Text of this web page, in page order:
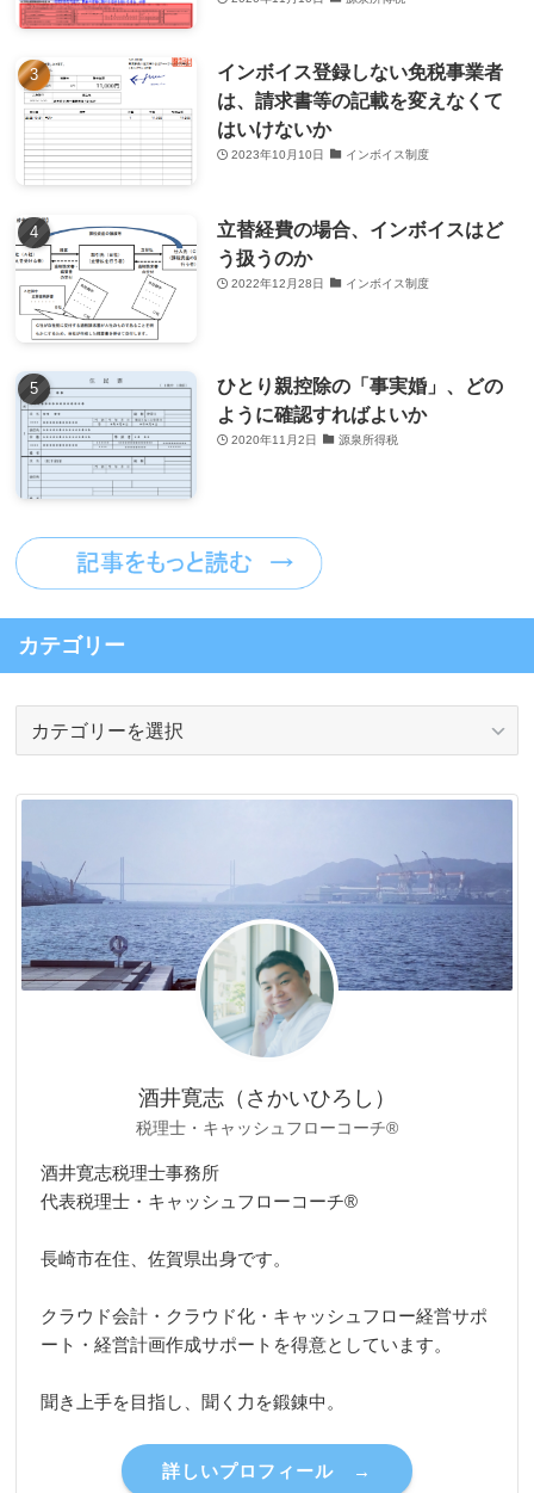
インボイス登録しない免税事業者
は、請求書等の記載を変えなくて
はいけないか
2023年10月10日 インボイス制度
立替経費の場合、インボイスはど
う扱うのか
2022年12月28日 インボイス制度
ひとり親控除の「事実婚」、どの
ように確認すればよいか
2020年11月2日 源泉所得税
カテゴリー
リ
酒井寛志（さかいひろし）
税理士・キャッシュフローコーチ®
酒井寛志税理士事務所
代表税理士・キャッシュフローコーチ®
長崎市在住、佐賀県出身です。
クラウド会計・クラウド化・キャッシュフロー経営サポ
ート・経営計画作成サポートを得意としています。
聞き上手を目指し、聞く力を鍛錬中。
詳しいプロフィール →